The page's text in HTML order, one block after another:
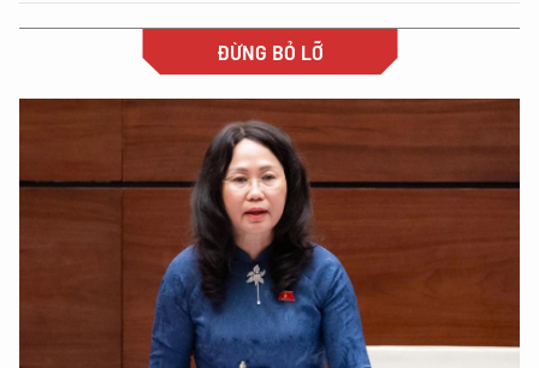
ĐỪNG BỎ LỠ